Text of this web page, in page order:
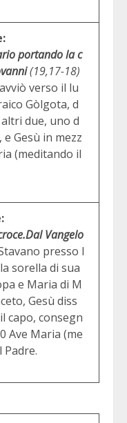
portando la c
(19,17-18)
verso il lu
Gòlgota, d
due, uno d
Gesù in mezz
(meditando il
Dal Vangelo
presso l
sorella di sua
e Maria di M
Gesù diss
capo, consegn
Ave Maria (me